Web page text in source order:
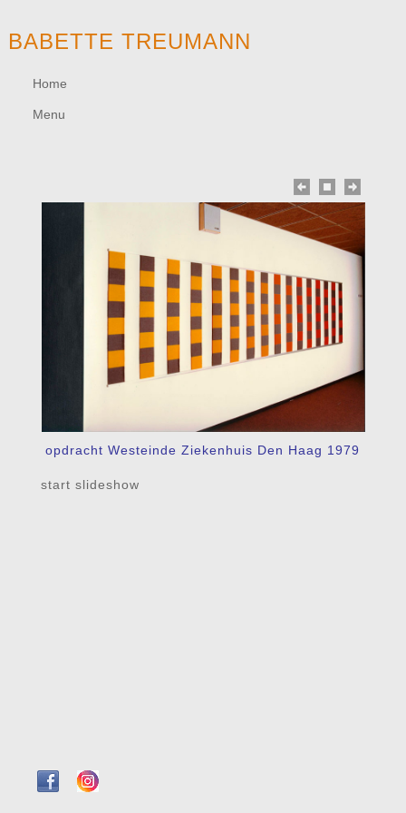
BABETTE TREUMANN
Home
Menu
opdracht Westeinde Ziekenhuis Den Haag 1979
start slideshow